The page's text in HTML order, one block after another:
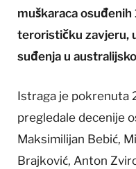
muškaraca osuđenih
terorističku zavjeru,
suđenja u
Istraga je pokrenuta
pregledale decenije
Maksimilijan Bebić,
Brajković, Anton